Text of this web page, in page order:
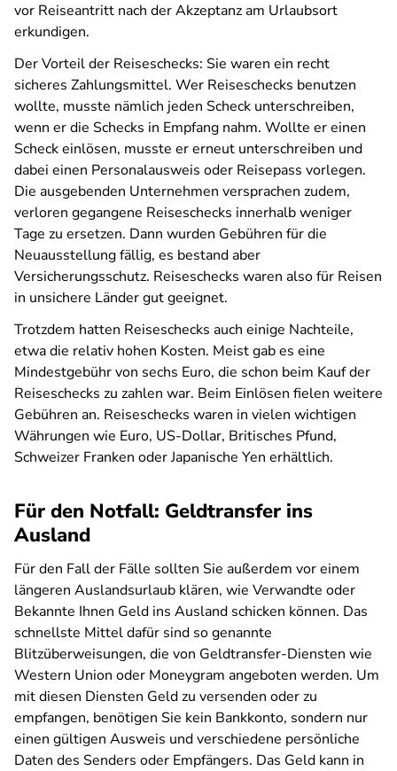
vor Reiseantritt nach der Akzeptanz am Urlaubsort
erkundigen.
Der Vorteil der Reiseschecks: Sie waren ein recht
sicheres Zahlungsmittel. Wer Reiseschecks benutzen
wollte, musste nämlich jeden Scheck unterschreiben,
wenn er die Schecks in Empfang nahm. Wollte er einen
Scheck einlösen, musste er erneut unterschreiben und
dabei einen Personalausweis oder Reisepass vorlegen.
Die ausgebenden Unternehmen versprachen zudem,
verloren gegangene Reiseschecks innerhalb weniger
Tage zu ersetzen. Dann wurden Gebühren für die
Neuausstellung fällig, es bestand aber
Versicherungsschutz. Reiseschecks waren also für Reisen
in unsichere Länder gut geeignet.
Trotzdem hatten Reiseschecks auch einige Nachteile,
etwa die relativ hohen Kosten. Meist gab es eine
Mindestgebühr von sechs Euro, die schon beim Kauf der
Reiseschecks zu zahlen war. Beim Einlösen fielen weitere
Gebühren an. Reiseschecks waren in vielen wichtigen
Währungen wie Euro, US-Dollar, Britisches Pfund,
Schweizer Franken oder Japanische Yen erhältlich.
Für den Notfall: Geldtransfer ins
Ausland
Für den Fall der Fälle sollten Sie außerdem vor einem
längeren Auslandsurlaub klären, wie Verwandte oder
Bekannte Ihnen Geld ins Ausland schicken können. Das
schnellste Mittel dafür sind so genannte
Blitzüberweisungen, die von Geldtransfer-Diensten wie
Western Union oder Moneygram angeboten werden. Um
mit diesen Diensten Geld zu versenden oder zu
empfangen, benötigen Sie kein Bankkonto, sondern nur
einen gültigen Ausweis und verschiedene persönliche
Daten des Senders oder Empfängers. Das Geld kann in